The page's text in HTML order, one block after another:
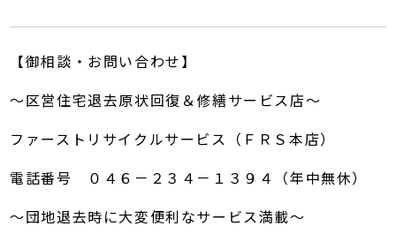
【御相談・お問い合わせ】
～区営住宅退去原状回復＆修繕サービス店～
ファーストリサイクルサービス（ＦＲＳ本店）
電話番号 ０４６－２３４－１３９４（年中無休）
～団地退去時に大変便利なサービス満載～